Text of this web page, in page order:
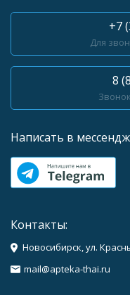
+7
Для
8
Написать в
Контакты:
Новосибирск, ул.
mail@apteka-thai.ru